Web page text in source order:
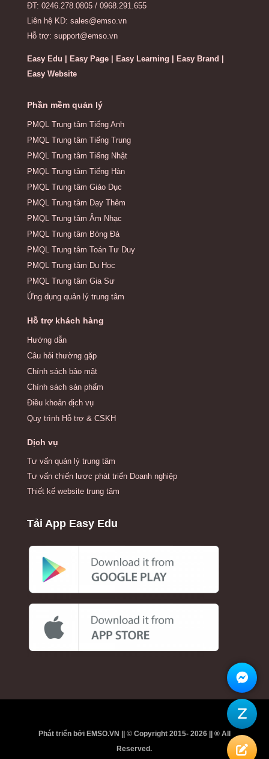
ĐT: 0246.278.0805 / 0968.291.655
Liên hệ KD: sales@emso.vn
Hỗ trợ: support@emso.vn
Easy Edu | Easy Page | Easy Learning | Easy Brand |
Easy Website
Phần mềm quản lý
PMQL Trung tâm Tiếng Anh
PMQL Trung tâm Tiếng Trung
PMQL Trung tâm Tiếng Nhật
PMQL Trung tâm Tiếng Hàn
PMQL Trung tâm Giáo Dục
PMQL Trung tâm Dạy Thêm
PMQL Trung tâm Âm Nhạc
PMQL Trung tâm Bóng Đá
PMQL Trung tâm Toán Tư Duy
PMQL Trung tâm Du Học
PMQL Trung tâm Gia Sư
Ứng dụng quản lý trung tâm
Hỗ trợ khách hàng
Hướng dẫn
Câu hỏi thường gặp
Chính sách bảo mật
Chính sách sản phẩm
Điều khoản dịch vụ
Quy trình Hỗ trợ & CSKH
Dịch vụ
Tư vấn quản lý trung tâm
Tư vấn chiến lược phát triển Doanh nghiệp
Thiết kế website trung tâm
Tải App Easy Edu
Phát triển bởi EMSO.VN || © Copyright 2015- 2026 || ® All
Reserved.